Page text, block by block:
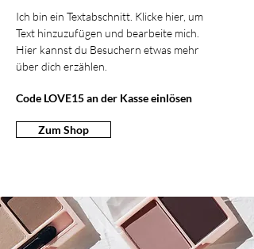
Ich bin ein Textabschnitt. Klicke hier, um
Text hinzuzufügen und bearbeite mich.
Hier kannst du Besuchern etwas mehr
über dich erzählen.
Code LOVE15 an der Kasse einlösen
Zum Shop